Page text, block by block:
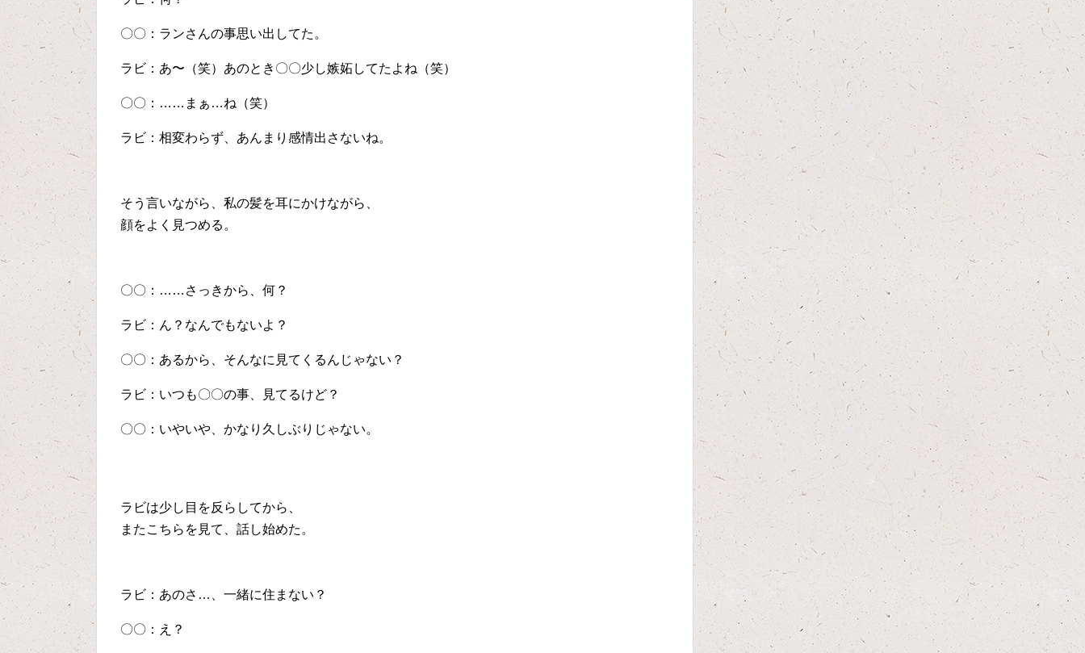
〇〇：ランさんの事思い出してた。
ラビ：あ〜（笑）あのとき〇〇少し嫉妬してたよね（笑）
〇〇：……まぁ…ね（笑）
ラビ：相変わらず、あんまり感情出さないね。
そう言いながら、私の髪を耳にかけながら、
顔をよく見つめる。
〇〇：……さっきから、何？
ラビ：ん？なんでもないよ？
〇〇：あるから、そんなに見てくるんじゃない？
ラビ：いつも〇〇の事、見てるけど？
〇〇：いやいや、かなり久しぶりじゃない。
ラビは少し目を反らしてから、
またこちらを見て、話し始めた。
ラビ：あのさ…、一緒に住まない？
〇〇：え？